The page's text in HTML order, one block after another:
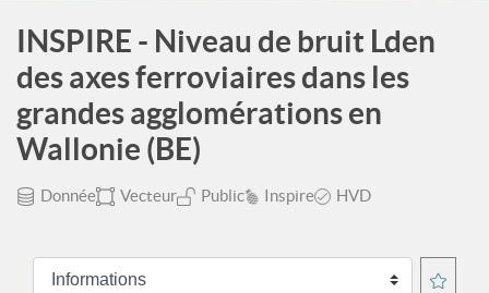
INSPIRE - Niveau de bruit Lden
des axes ferroviaires dans les
grandes agglomérations en
Wallonie (BE)
Donnée Vecteur Public Inspire HVD